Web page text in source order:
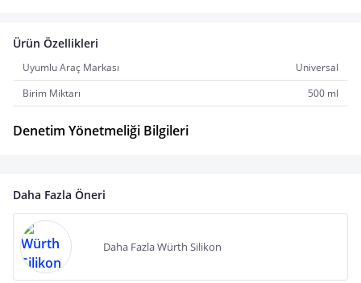
Ürün Özellikleri
Uyumlu Araç Markası
Universal
Birim Miktarı
500 ml
Denetim Yönetmeliği Bilgileri
Daha Fazla Öneri
Daha Fazla Würth Silikon